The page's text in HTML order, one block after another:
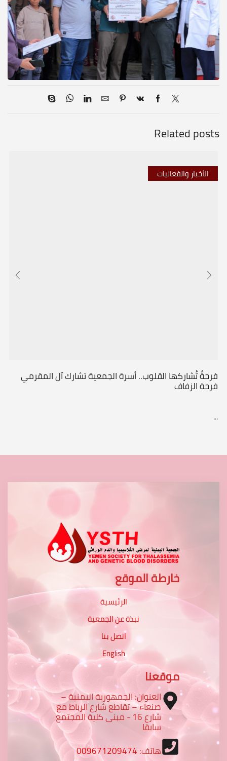
Related posts
الأخبار والفعاليات
فرحةٌ تُشاركها القلوب.. أسرة الجمعية تشارك آل المقرمي
فرحة الزفاف
...
خارطة الموقع
الرئيسية
نبذة عن الجمعية
اتصل بنا
English
موقعنا
العنوان: الجمهورية اليمنية –
صنعاء – تقاطع شارع الرباط مع
شارع 16 - مبنى كلية المجتمع
سابقا
هاتف:009671209474